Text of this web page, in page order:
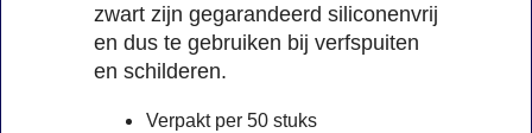
zwart zijn gegarandeerd siliconenvrij
en dus te gebruiken bij verfspuiten
en schilderen.
Verpakt per 50 stuks